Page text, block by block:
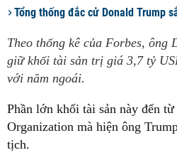
Tổng thống đắc cử Donald Trump
Theo thống kê của Forbes, ông
giữ khối tài sản trị giá 3,7 tỷ
với năm ngoái.
Phần lớn khối tài sản này đến từ
Organization mà hiện ông
tịch.